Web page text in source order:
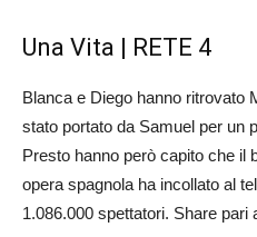
Una Vita | RETE 4
Blanca e Diego hanno ritrovato
stato portato da Samuel per un
Presto hanno però capito che il
opera spagnola ha incollato al
1.086.000 spettatori. Share pari